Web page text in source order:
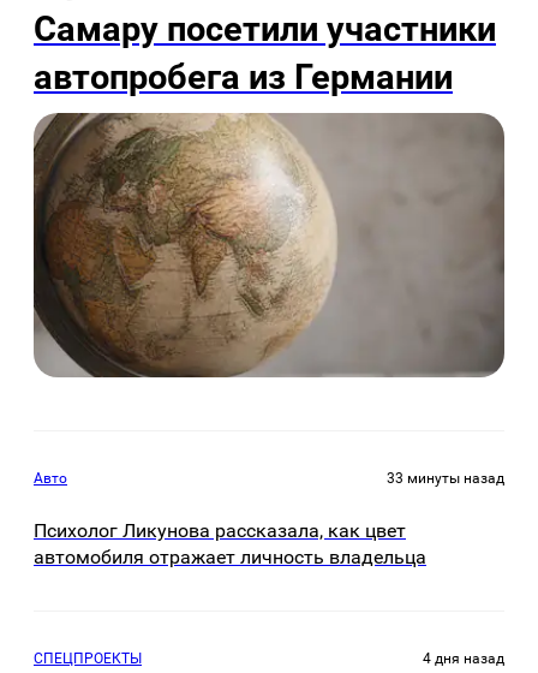
Самару посетили участники
автопробега из Германии
Авто 33 минуты назад
Психолог Ликунова рассказала, как цвет
автомобиля отражает личность владельца
СПЕЦПРОЕКТЫ 4 дня назад